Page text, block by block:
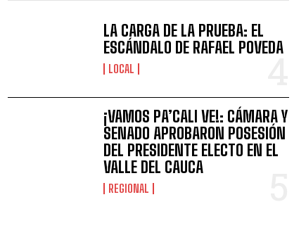
LA CARGA DE LA PRUEBA: EL
ESCÁNDALO DE RAFAEL POVEDA
LOCAL
¡VAMOS PA’CALI VE!: CÁMARA Y
SENADO APROBARON POSESIÓN
DEL PRESIDENTE ELECTO EN EL
VALLE DEL CAUCA
REGIONAL